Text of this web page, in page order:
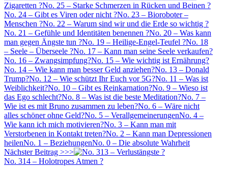
Zigaretten ?No. 25 – Starke Schmerzen in Rücken und Beinen ?
No. 24 – Gibt es Viren oder nicht ?No. 23 – Bioroboter –
Menschen ?No. 22 – Warum sind wir und die Erde so wichtig ?
No. 21 – Gefühle und Identitäten benennen ?No. 20 – Was kann
man gegen Ängste tun ?No. 19 – Heilige-Engel-Teufel ?No. 18
– Seele – Überseele ?No. 17 – Kann man seine Seele verkaufen?
No. 16 – Zwangsimpfung?No. 15 – Wie wichtig ist Ernährung?
No. 14 – Wie kann man besser Geld anziehen?No. 13 – Donald
Trump?No. 12 – Wie schützt Ihr Euch vor 5G?No. 11 – Was ist
Weiblichkeit?No. 10 – Gibt es Reinkarnation?No. 9 – Wieso ist
das Ego schlecht?No. 8 – Was ist die beste Meditation?No. 7 –
Wie ist es mit Bruno zusammen zu leben?No. 6 – Wäre nicht
alles schöner ohne Geld?No. 5 – VerallgemeinerungenNo. 4 –
Wie kann ich mich motivieren?No. 3 – Kann man mit
Verstorbenen in Kontakt treten?No. 2 – Kann man Depressionen
heilenNo. 1 – BeziehungenNo. 0 – Die absolute Wahrheit
Nächster Beitrag >>>
No. 314 – Holotropes Atmen ?